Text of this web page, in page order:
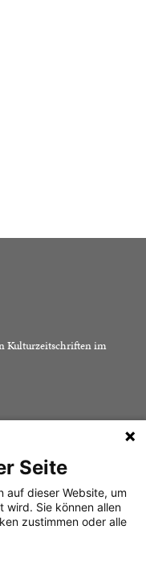
Kulturzeitschriften im
Impressum
Datenschutz
Mediadaten
Seite
auf dieser Website, um
wird. Sie können allen
zustimmen oder alle